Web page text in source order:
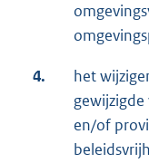
4.
het
en/of